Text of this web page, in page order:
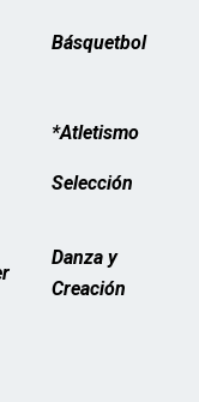
Básquetbol
*Atletismo
Selección
Danza y
Creación